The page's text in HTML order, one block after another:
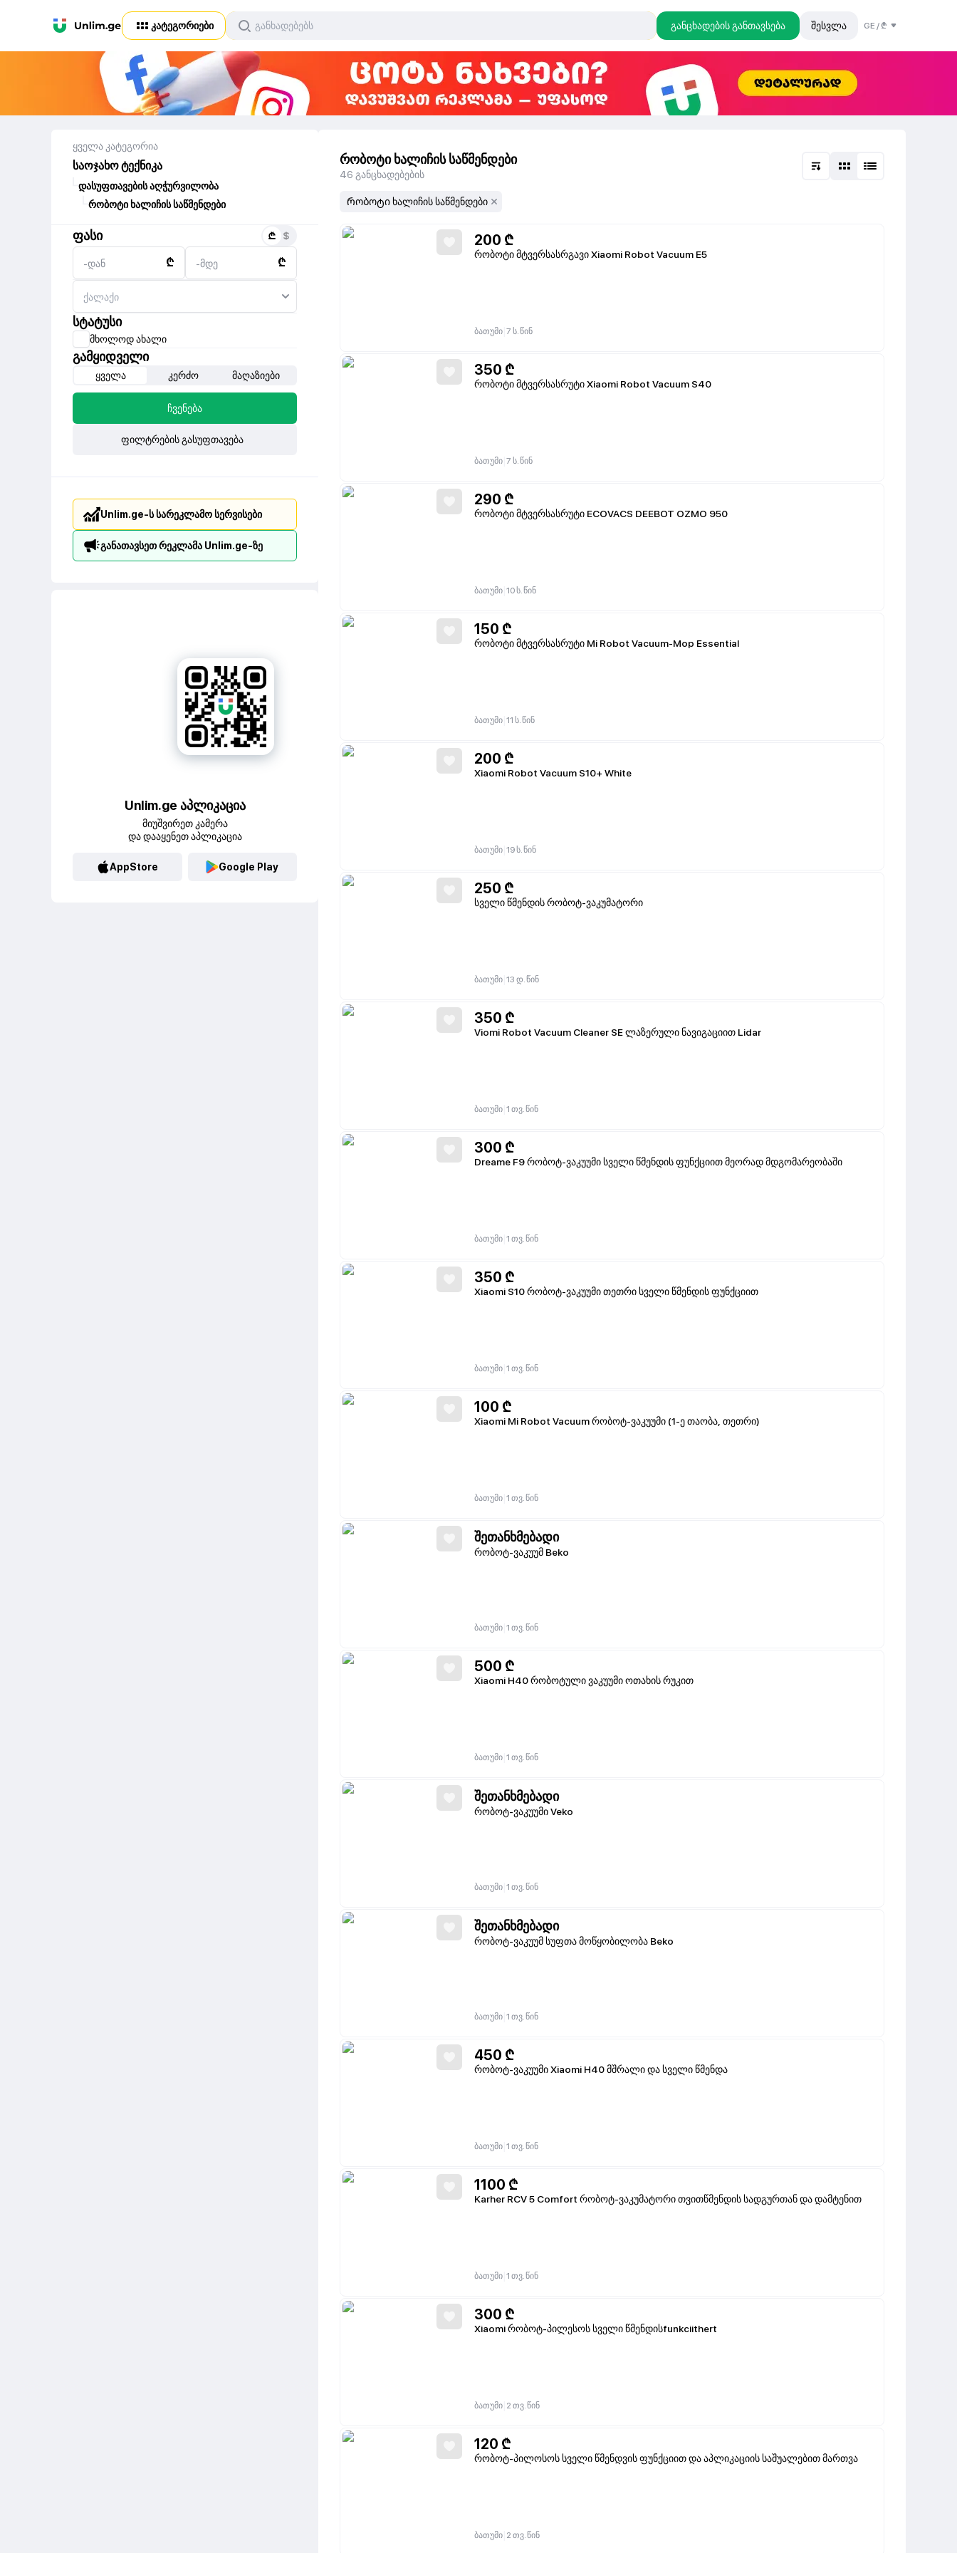
კატეგორიები განცხადების განთავსება შესვლა GE /₾
ყველა კატეგორია
საოჯახო ტექნიკა
დასუფთავების აღჭურვილობა
რობოტი ხალიჩის საწმენდები
ფასი
-დან ₾ -მდე ₾
სტატუსი
მხოლოდ ახალი
გამყიდველი
ყველა კერძო მაღაზიები
ჩვენება
ფილტრების გასუფთავება
Unlim.ge-ს სარეკლამო სერვისები
განათავსეთ რეკლამა Unlim.ge-ზე
Unlim.ge აპლიკაცია
მიუშვირეთ კამერა
და დააყენეთ აპლიკაცია
AppStore Google Play
რობოტი ხალიჩის საწმენდები
46 განცხადებების
Რობოტი ხალიჩის საწმენდები
200 ₾
რობოტი მტვერსასრგავი Xiaomi Robot Vacuum E5
ბათუმი 7 ს. წინ
350 ₾
რობოტი მტვერსასრუტი Xiaomi Robot Vacuum S40
ბათუმი 7 ს. წინ
290 ₾
რობოტი მტვერსასრუტი ECOVACS DEEBOT OZMO 950
ბათუმი 10 ს. წინ
150 ₾
რობოტი მტვერსასრუტი Mi Robot Vacuum-Mop Essential
ბათუმი 11 ს. წინ
200 ₾
Xiaomi Robot Vacuum S10+ White
ბათუმი 19 ს. წინ
250 ₾
სველი წმენდის რობოტ-ვაკუმატორი
ბათუმი 13 დ. წინ
350 ₾
Viomi Robot Vacuum Cleaner SE ლაზერული ნავიგაციით Lidar
ბათუმი 1 თვ. წინ
300 ₾
Dreame F9 რობოტ-ვაკუუმი სველი წმენდის ფუნქციით მეორად მდგომარეობაში
ბათუმი 1 თვ. წინ
350 ₾
Xiaomi S10 რობოტ-ვაკუუმი თეთრი სველი წმენდის ფუნქციით
ბათუმი 1 თვ. წინ
100 ₾
Xiaomi Mi Robot Vacuum რობოტ-ვაკუუმი (1-ე თაობა, თეთრი)
ბათუმი 1 თვ. წინ
შეთანხმებადი
რობოტ-ვაკუუმ Beko
ბათუმი 1 თვ. წინ
500 ₾
Xiaomi H40 რობოტული ვაკუუმი ოთახის რუკით
ბათუმი 1 თვ. წინ
შეთანხმებადი
რობოტ-ვაკუუმი Veko
ბათუმი 1 თვ. წინ
შეთანხმებადი
რობოტ-ვაკუუმ სუფთა მოწყობილობა Beko
ბათუმი 1 თვ. წინ
450 ₾
რობოტ-ვაკუუმი Xiaomi H40 მშრალი და სველი წმენდა
ბათუმი 1 თვ. წინ
1100 ₾
Karher RCV 5 Comfort რობოტ-ვაკუმატორი თვითწმენდის სადგურთან და დამტენით
ბათუმი 1 თვ. წინ
300 ₾
Xiaomi რობოტ-პილესოს სველი წმენდისfunkciithert
ბათუმი 2 თვ. წინ
120 ₾
რობოტ-პილოსოს სველი წმენდვის ფუნქციით და აპლიკაციის საშუალებით მართვა
ბათუმი 2 თვ. წინ